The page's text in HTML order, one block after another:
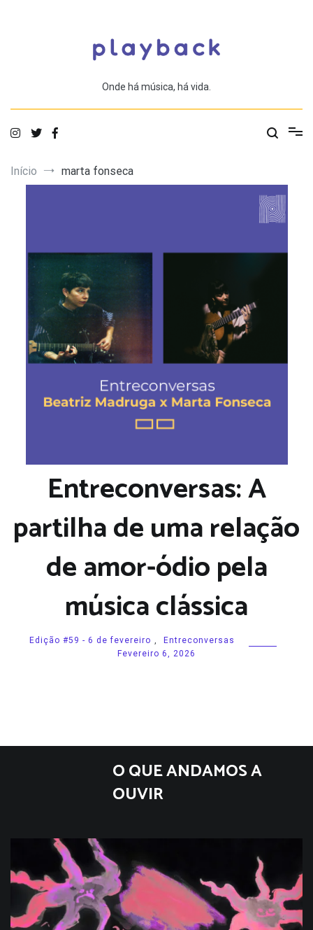
Onde há música, há vida.
Início marta fonseca
Entreconversas: A
partilha de uma relação
de amor-ódio pela
música clássica
Edição #59 - 6 de fevereiro ,
Entreconversas
Fevereiro 6, 2026
O QUE ANDAMOS A
OUVIR